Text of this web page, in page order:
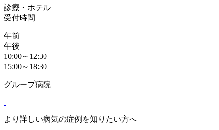
診療・ホテル
受付時間
午前
午後
10:00～12:30
15:00～18:30
グループ病院
より詳しい病気の症例を知りたい方へ